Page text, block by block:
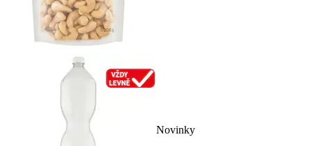
Novinky